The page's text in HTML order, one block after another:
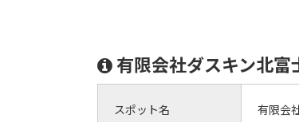
有限会社ダスキン北富
スポット名 有限会